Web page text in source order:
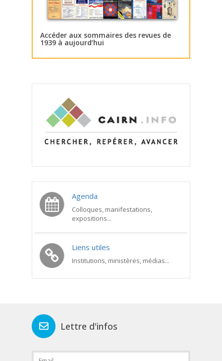
Accéder aux sommaires des revues de
1939 à aujourd’hui
Agenda
Colloques, manifestations,
expositions...
Liens utiles
Institutions, ministères, médias...
Lettre d'infos